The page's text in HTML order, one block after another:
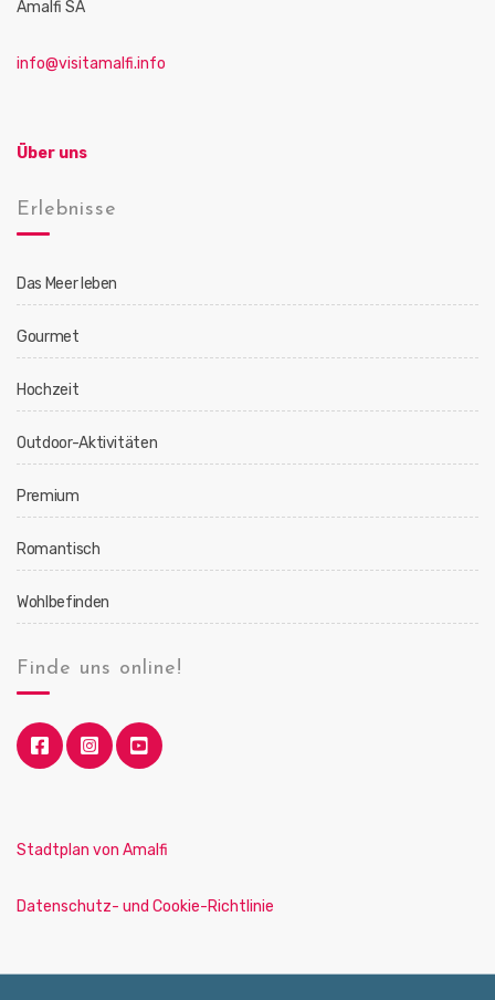
Amalfi SA
info@visitamalfi.info
Über uns
Erlebnisse
Das Meer leben
Gourmet
Hochzeit
Outdoor-Aktivitäten
Premium
Romantisch
Wohlbefinden
Finde uns online!
Stadtplan von Amalfi
Datenschutz- und Cookie-Richtlinie